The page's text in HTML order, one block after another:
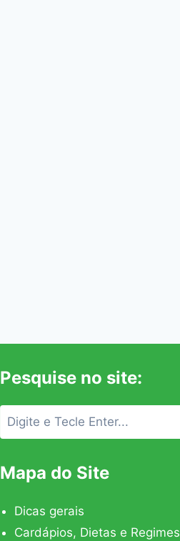
Pesquise no site:
Mapa do Site
Dicas gerais
Cardápios, Dietas e Regimes